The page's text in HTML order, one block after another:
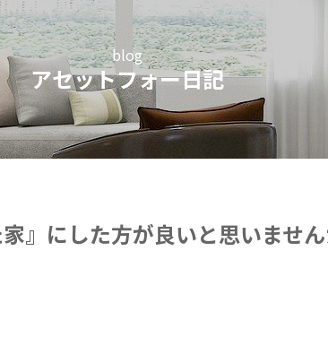
blog
アセットフォー日記
』にした方が良いと思いませ